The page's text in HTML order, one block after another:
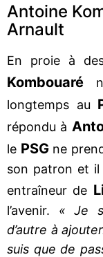
Antoine
Arnault
En proie à
Kombouaré
longtemps au
répondu à
le PSGne
son patron et il
entraîneur de
l’avenir. « Je
d’autre à
suis que de